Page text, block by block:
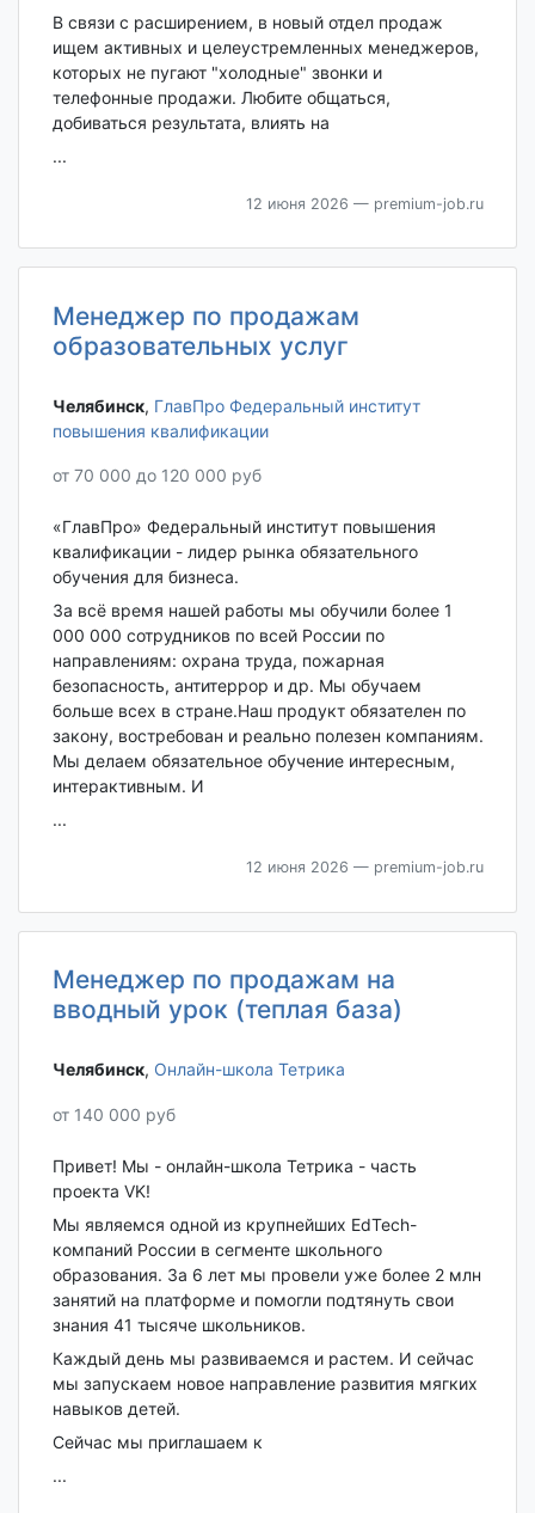
В связи с расширением, в новый отдел продаж
ищем активных и целеустремленных менеджеров,
которых не пугают "холодные" звонки и
телефонные продажи. Любите общаться,
добиваться результата, влиять на
...
12 июня 2026 — premium-job.ru
Менеджер по продажам
образовательных услуг
Челябинск‎, ГлавПро Федеральный институт
повышения квалификации
от 70 000 до 120 000 руб
«ГлавПро» Федеральный институт повышения
квалификации - лидер рынка обязательного
обучения для бизнеса.
За всё время нашей работы мы обучили более 1
000 000 сотрудников по всей России по
направлениям: охрана труда, пожарная
безопасность, антитеррор и др. Мы обучаем
больше всех в стране.Наш продукт обязателен по
закону, востребован и реально полезен компаниям.
Мы делаем обязательное обучение интересным,
интерактивным. И
...
12 июня 2026 — premium-job.ru
Менеджер по продажам на
вводный урок (теплая база)
Челябинск‎, Онлайн-школа Тетрика
от 140 000 руб
Привет! Мы - онлайн-школа Тетрика - часть
проекта VK!
Мы являемся одной из крупнейших EdTech-
компаний России в сегменте школьного
образования. За 6 лет мы провели уже более 2 млн
занятий на платформе и помогли подтянуть свои
знания 41 тысяче школьников.
Каждый день мы развиваемся и растем. И сейчас
мы запускаем новое направление развития мягких
навыков детей.
Сейчас мы приглашаем к
...